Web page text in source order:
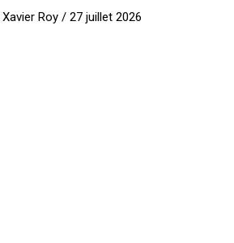
Xavier Roy / 27 juillet 2026